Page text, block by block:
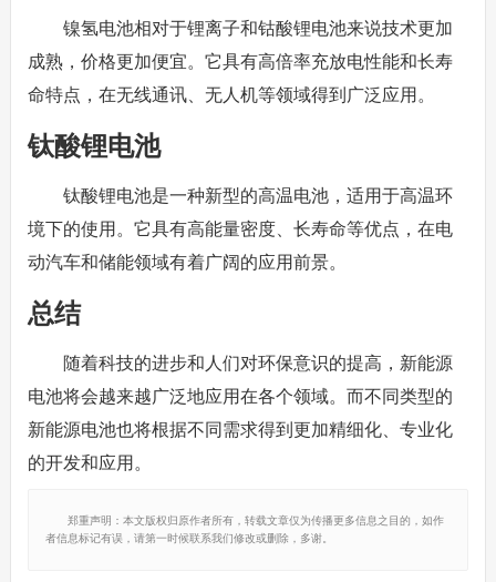
镍氢电池相对于锂离子和钴酸锂电池来说技术更加
成熟，价格更加便宜。它具有高倍率充放电性能和长寿
命特点，在无线通讯、无人机等领域得到广泛应用。
钛酸锂电池
钛酸锂电池是一种新型的高温电池，适用于高温环
境下的使用。它具有高能量密度、长寿命等优点，在电
动汽车和储能领域有着广阔的应用前景。
总结
随着科技的进步和人们对环保意识的提高，新能源
电池将会越来越广泛地应用在各个领域。而不同类型的
新能源电池也将根据不同需求得到更加精细化、专业化
的开发和应用。
郑重声明：本文版权归原作者所有，转载文章仅为传播更多信息之目的，如作
者信息标记有误，请第一时候联系我们修改或删除，多谢。